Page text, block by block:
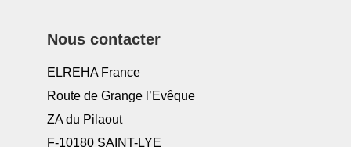
Nous contacter
ELREHA France
Route de Grange l’Evêque
ZA du Pilaout
F-10180 SAINT-LYE